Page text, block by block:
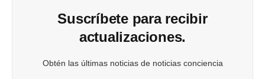
Suscríbete para recibir
actualizaciones.
Obtén las últimas noticias de noticias conciencia